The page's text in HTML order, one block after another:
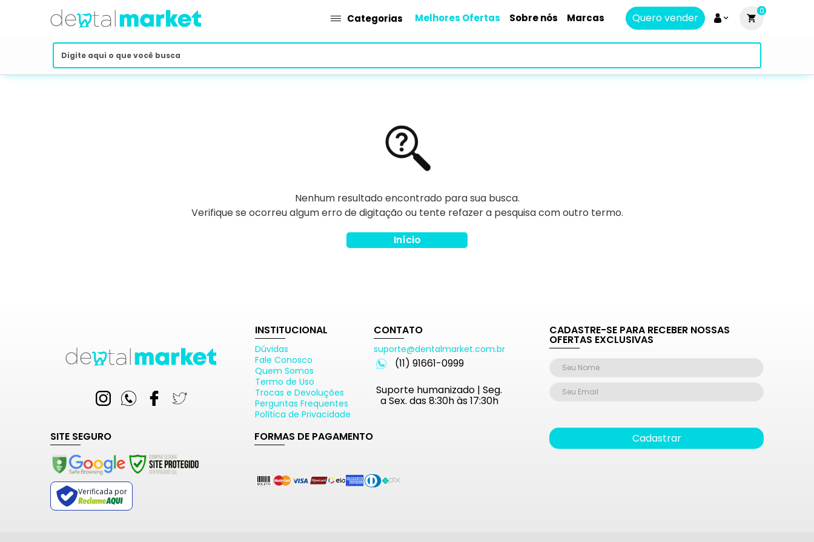
Categorias Melhores Ofertas Sobre nós Marcas Quero vender
0
Nenhum resultado encontrado para sua busca.
Verifique se ocorreu algum erro de digitação ou tente refazer a pesquisa com outro termo.
Início
INSTITUCIONAL
Dúvidas
Fale Conosco
Quem Somos
Termo de Uso
Trocas e Devoluções
Perguntas Frequentes
Política de Privacidade
CONTATO
suporte@dentalmarket.com.br
(11) 91661-0999
Suporte humanizado | Seg.
a Sex. das 8:30h às 17:30h
SITE SEGURO
Verificada por
FORMAS DE PAGAMENTO
CADASTRE-SE PARA RECEBER NOSSAS
OFERTAS EXCLUSIVAS
Cadastrar